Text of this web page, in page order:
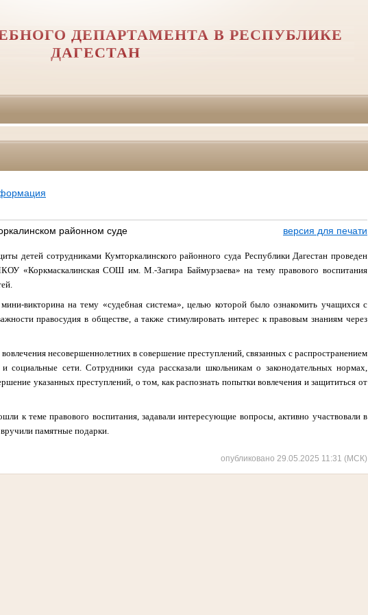
ДЕПАРТАМЕНТА В РЕСПУБЛИКЕ
ДАГЕСТАН
районном суде
версия для печати
детей сотрудниками Кумторкалинского районного суда Республики Дагестан проведен
«Коркмаскалинская СОШ им. М.-Загира Баймурзаева» на тему правового воспитания
викторина на тему «судебная система», целью которой было ознакомить учащихся с
правосудия в обществе, а также стимулировать интерес к правовым знаниям через
несовершеннолетних в совершение преступлений, связанных с распространением
социальные сети. Сотрудники суда рассказали школьникам о законодательных нормах,
указанных преступлений, о том, как распознать попытки вовлечения и защититься от
к теме правового воспитания, задавали интересующие вопросы, активно участвовали в
памятные подарки.
опубликовано 29.05.2025 11:31 (МСК)